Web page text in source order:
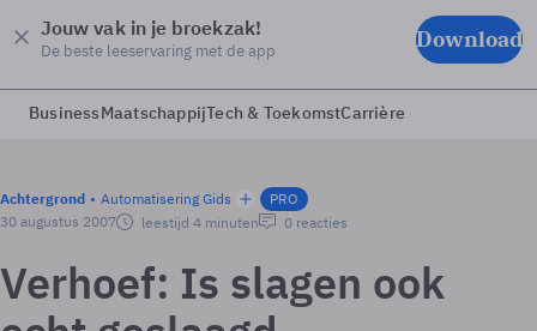
Jouw vak in je broekzak!
De beste leeservaring met de app Download
BusinessMaatschappijTech & ToekomstCarrière
Achtergrond Automatisering Gids
PRO
30 augustus 2007
leestijd 4 minuten 0 reacties
Verhoef: Is slagen ook